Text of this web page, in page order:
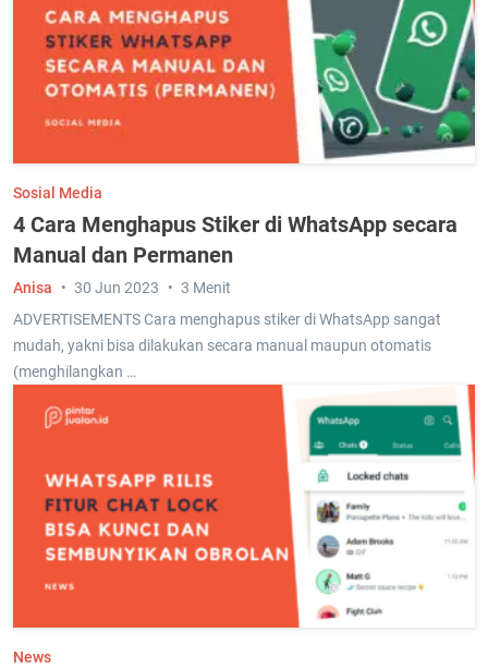
Sosial Media
4 Cara Menghapus Stiker di WhatsApp secara
Manual dan Permanen
ADVERTISEMENTS Cara menghapus stiker di WhatsApp sangat
mudah, yakni bisa dilakukan secara manual maupun otomatis
(menghilangkan …
Anisa 30 Jun 2023 3 Menit
News